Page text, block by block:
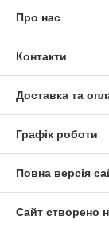
Про нас
Контакти
Доставка та
Графік роботи
Повна версія
Сайт створено